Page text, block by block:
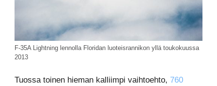
F-35A Lightning lennolla Floridan luoteisrannikon yllä toukokuussa
2013
Tuossa toinen hieman kalliimpi vaihtoehto, 760